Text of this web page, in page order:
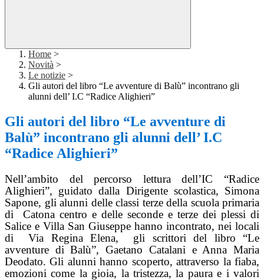
Home >
Novità >
Le notizie >
Gli autori del libro “Le avventure di Balù” incontrano gli
alunni dell’ I.C “Radice Alighieri”
Gli autori del libro “Le avventure di
Balù” incontrano gli alunni dell’ I.C
“Radice Alighieri”
Nell’ambito del percorso lettura dell’IC “Radice
Alighieri”, guidato dalla Dirigente scolastica, Simona
Sapone, gli alunni delle classi terze della scuola primaria
di
Catona centro e delle seconde e terze dei plessi di
Salice e Villa San Giuseppe hanno incontrato, nei locali
di
Via Regina Elena,
gli scrittori del libro “Le
avventure di Balù”, Gaetano Catalani e Anna Maria
Deodato. Gli alunni hanno scoperto, attraverso la fiaba,
emozioni come la gioia, la tristezza, la paura e i valori